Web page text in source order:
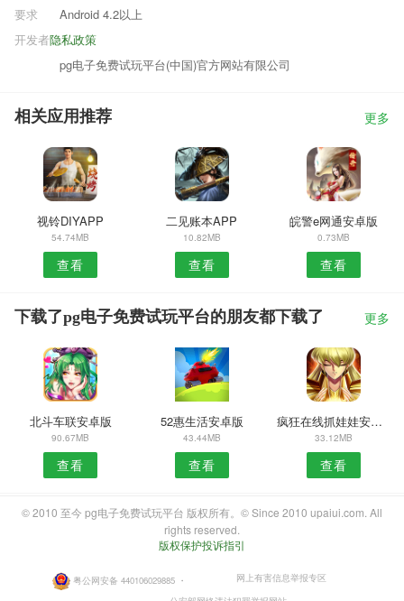
要求
Android 4.2以上
隐私政策
开发者
pg电子免费试玩平台(中国)官方网站有限公司
相关应用推荐 更多
视铃DIYAPP
54.74MB
查看
二见账本APP
10.82MB
查看
皖警e网通安卓版
0.73MB
查看
下载了pg电子免费试玩平台的朋友都下载了 更多
北斗车联安卓版
90.67MB
查看
52惠生活安卓版
43.44MB
查看
疯狂在线抓娃娃安卓版
33.12MB
查看
© 2010 至今 pg电子免费试玩平台 版权所有。© Since 2010 upaiui.com. All
rights reserved.
版权保护投诉指引
粤公网安备 440106029885 ・
网上有害信息举报专区